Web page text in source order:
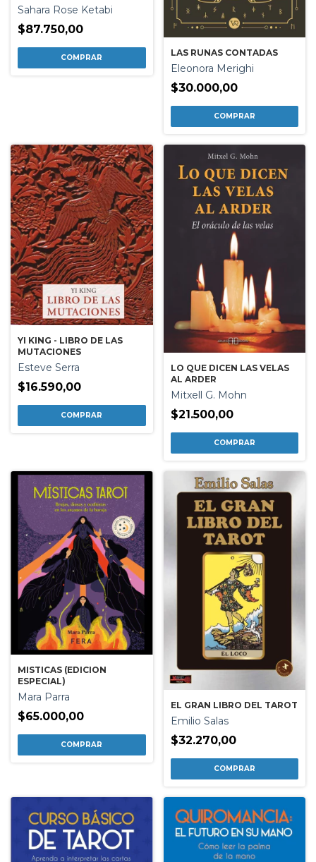
Sahara Rose Ketabi
$87.750,00
LAS RUNAS CONTADAS
Eleonora Merighi
$30.000,00
YI KING - LIBRO DE LAS
MUTACIONES
Esteve Serra
$16.590,00
LO QUE DICEN LAS VELAS
AL ARDER
Mitxell G. Mohn
$21.500,00
MISTICAS (EDICION
ESPECIAL)
Mara Parra
$65.000,00
EL GRAN LIBRO DEL TAROT
Emilio Salas
$32.270,00